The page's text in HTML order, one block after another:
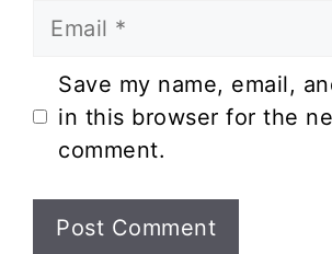
Email
Website
Save my name, email,
in this browser for the
comment.